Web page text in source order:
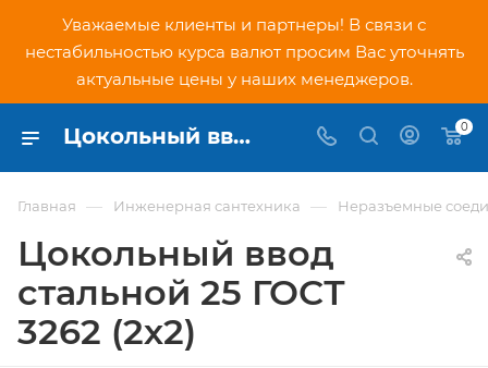
Уважаемые клиенты и партнеры! В связи с
нестабильностью курса валют просим Вас уточнять
актуальные цены у наших менеджеров.
Цокольный ввод стальной 25 ГОСТ 3262 (2х2) - купить по низкой цене в Москве, интернет-магазин PNDtech.ru 0
Главная — Инженерная сантехника — Неразъемные
Цокольный ввод
стальной 25 ГОСТ
3262 (2х2)